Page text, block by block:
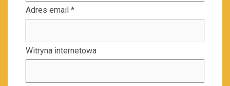
Adres email *
Witryna internetowa